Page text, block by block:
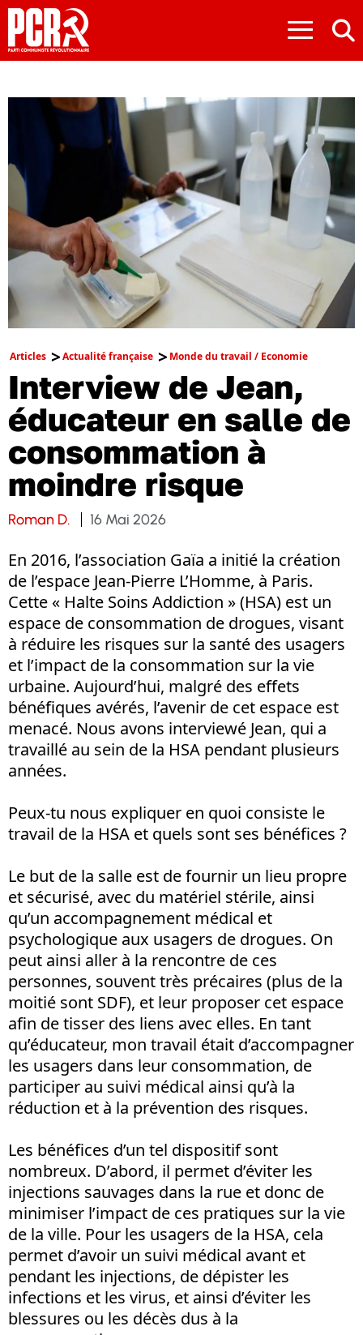
≡
Articles Actualité française Monde du travail / Economie
Interview de Jean,
éducateur en salle de
consommation à
moindre risque
Roman D. 16 Mai 2026
En 2016, l’association Gaïa a initié la création
de l’espace Jean-Pierre L’Homme, à Paris.
Cette « Halte Soins Addiction » (HSA) est un
espace de consommation de drogues, visant
à réduire les risques sur la santé des usagers
et l’impact de la consommation sur la vie
urbaine. Aujourd’hui, malgré des effets
bénéfiques avérés, l’avenir de cet espace est
menacé. Nous avons interviewé Jean, qui a
travaillé au sein de la HSA pendant plusieurs
années.
Peux-tu nous expliquer en quoi consiste le
travail de la HSA et quels sont ses bénéfices ?
Le but de la salle est de fournir un lieu propre
et sécurisé, avec du matériel stérile, ainsi
qu’un accompagnement médical et
psychologique aux usagers de drogues. On
peut ainsi aller à la rencontre de ces
personnes, souvent très précaires (plus de la
moitié sont SDF), et leur proposer cet espace
afin de tisser des liens avec elles. En tant
qu’éducateur, mon travail était d’accompagner
les usagers dans leur consommation, de
participer au suivi médical ainsi qu’à la
réduction et à la prévention des risques.
Les bénéfices d’un tel dispositif sont
nombreux. D’abord, il permet d’éviter les
injections sauvages dans la rue et donc de
minimiser l’impact de ces pratiques sur la vie
de la ville. Pour les usagers de la HSA, cela
permet d’avoir un suivi médical avant et
pendant les injections, de dépister les
infections et les virus, et ainsi d’éviter les
blessures ou les décès dus à la